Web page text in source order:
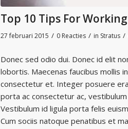
Top 10 Tips For
27 februari 2015 / 0 Reacties / in Stratus /
Donec sed odio dui. Donec id elit
lobortis. Maecenas faucibus mollis
consectetur et. Integer posuere
porta ac consectetur ac,
Vestibulum id ligula porta felis
Cum sociis natoque penatibus et